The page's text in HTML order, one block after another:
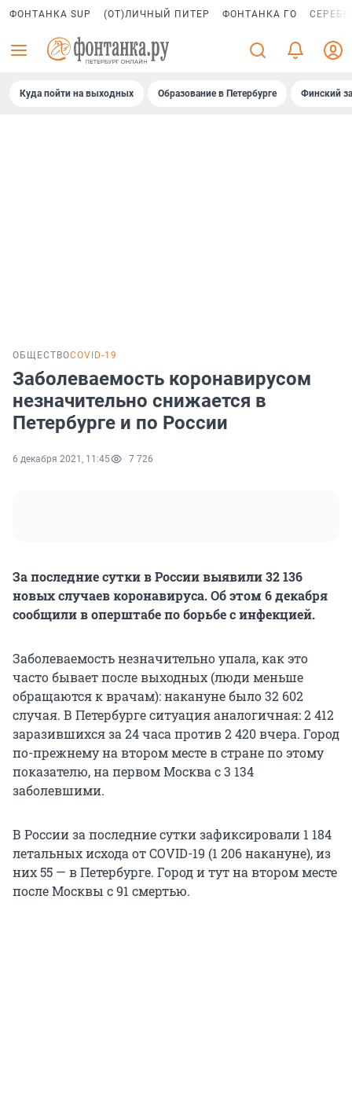
ФОНТАНКА SUP (ОТ)ЛИЧНЫЙ ПИТЕР ФОНТАНКА ГО
Куда пойти на выходных Образование в Петербурге Финский
ОБЩЕСТВОCOVID-19
Заболеваемость коронавирусом
незначительно снижается в
Петербурге и по России
6 декабря 2021, 11:45 7 726
За последние сутки в России выявили 32 136
новых случаев коронавируса. Об этом 6 декабря
сообщили в оперштабе по борьбе с инфекцией.
Заболеваемость незначительно упала, как это
часто бывает после выходных (люди меньше
обращаются к врачам): накануне было 32 602
случая. В Петербурге ситуация аналогичная: 2 412
заразившихся за 24 часа против 2 420 вчера. Город
по-прежнему на втором месте в стране по этому
показателю, на первом Москва с 3 134
заболевшими.
В России за последние сутки зафиксировали 1 184
летальных исхода от COVID-19 (1 206 накануне), из
них 55 — в Петербурге. Город и тут на втором месте
после Москвы с 91 смертью.